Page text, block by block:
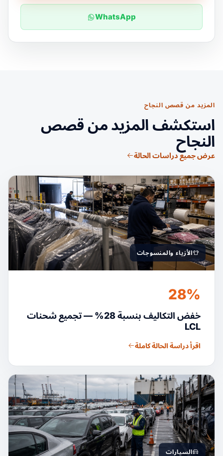
WhatsApp
المزيد من قصص النجاح
استكشف المزيد من قصص
النجاح
عرض جميع دراسات الحالة
الأزياء والمنسوجات
28%
خفض التكاليف بنسبة 28% — تجميع شحنات
LCL
اقرأ دراسة الحالة كاملة
السيارات